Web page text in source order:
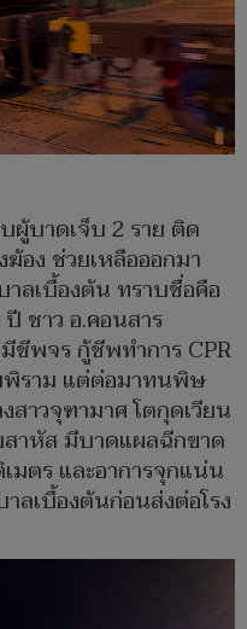
ผู้บาดเจ็บ 2 ราย ติด
อง ช่วยเหลือออกมา
ลเบื้องต้น ทราบชื่อคือ
ชาว อ.คอนสาร
พจร กู้ชีพทำการ CPR
พิราม แต่ต่อมาทนพิษ
สาวจุฑามาศ โตกุดเวียน
สาหัส มีบาดแผลฉีกขาด
มตร และอาการจุกแน่น
ลเบื้องต้นก่อนส่งต่อโรง